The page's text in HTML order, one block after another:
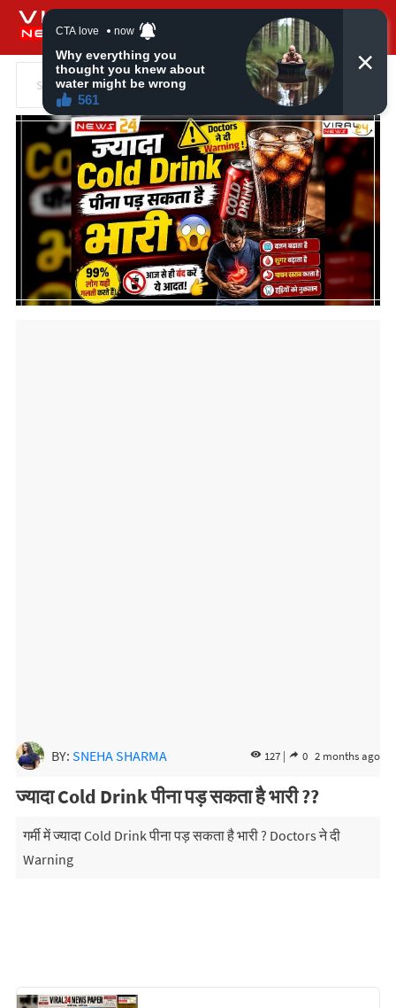
BY: SNEHA SHARMA 127 | 0 2 months ago
ज्यादा Cold Drink पीना पड़ सकता है भारी ??
गर्मी में ज्यादा Cold Drink पीना पड़ सकता है भारी ? Doctors ने दी
Warning